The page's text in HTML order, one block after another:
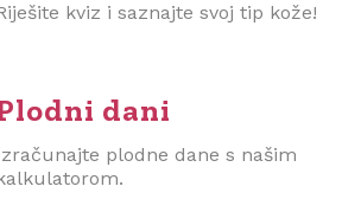
kviz i saznajte svoj tip kože!
dani
plodne dane s našim